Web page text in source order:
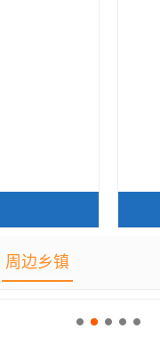
周边乡镇